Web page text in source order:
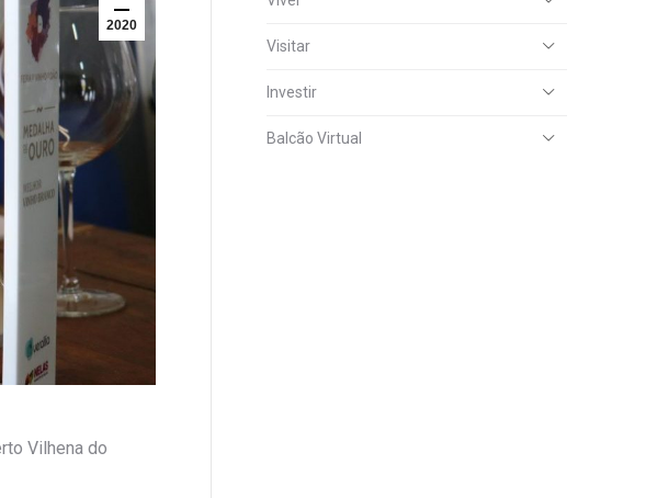
2020
Vilhena do
Visitar
Investir
Balcão Virtual